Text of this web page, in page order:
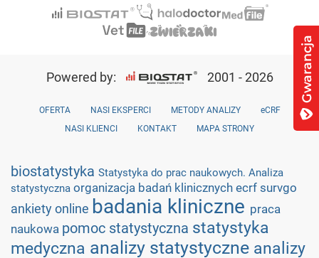
Powered by: 2001 - 2026
OFERTA NASI EKSPERCI METODY ANALIZY
eCRF
NASI KLIENCI
KONTAKT MAPA STRONY
biostatystyka Statystyka do prac naukowych. Analiza
statystyczna organizacja badań klinicznych ecrf survgo
ankiety online badania kliniczne praca
naukowa pomoc statystyczna statystyka
medyczna analizy statystyczne analizy